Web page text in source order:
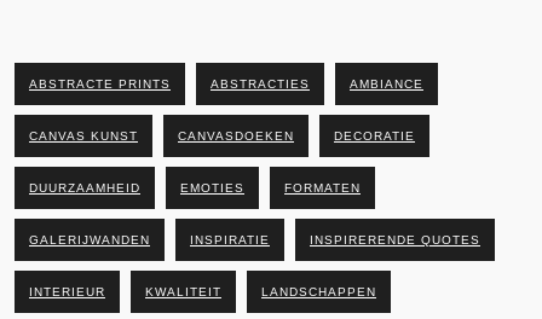
ABSTRACTE PRINTS ABSTRACTIES AMBIANCE
CANVAS KUNST CANVASDOEKEN DECORATIE
DUURZAAMHEID EMOTIES FORMATEN
GALERIJWANDEN INSPIRATIE INSPIRERENDE QUOTES
INTERIEUR KWALITEIT LANDSCHAPPEN